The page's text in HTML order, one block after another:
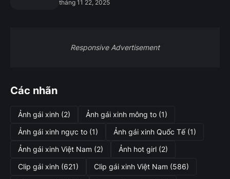
tháng 11 22, 2025
Responsive Advertisement
Các nhãn
Ảnh gái xinh (2) Ảnh gái xinh mông to (1)
Ảnh gái xinh ngực to (1) Ảnh gái xinh Quốc Tế (1)
Ảnh gái xinh Việt Nam (2) Ảnh hot girl (2)
Clip gái xinh (621) Clip gái xinh Việt Nam (586)